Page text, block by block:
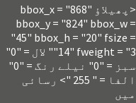
<پھیلاؤ bbox_x = "868"
bbox_y = "824" bbox_w =
"45" bbox_h = "20" fsize =
"14" fweight = "3" لال = "0"
سبز = "0" نیلے رنگ = "0"
الفا = " 255 "> رسائی
میں